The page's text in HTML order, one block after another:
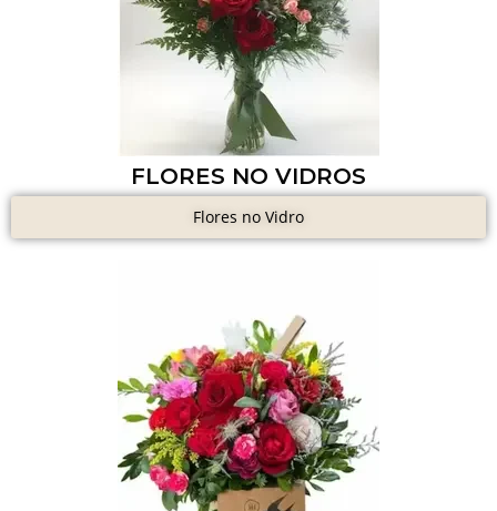
FLORES NO VIDROS
Flores no Vidro